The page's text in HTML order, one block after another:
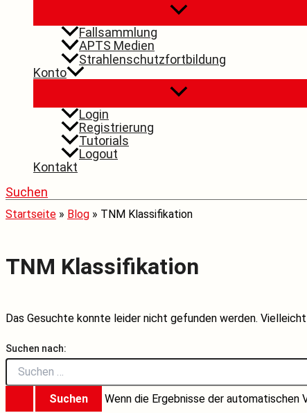
Fallsammlung
APTS Medien
Strahlenschutzfortbildung
Konto
Login
Registrierung
Tutorials
Logout
Kontakt
Suchen
Startseite » Blog » TNM Klassifikation
TNM Klassifikation
Das Gesuchte konnte leider nicht gefunden werden.
Suchen nach:
Wenn die Ergebnisse der